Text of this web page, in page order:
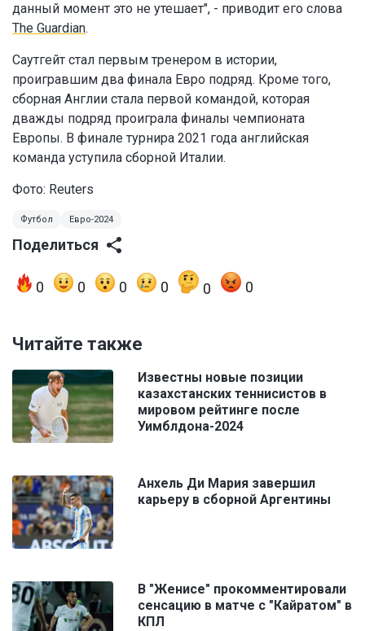
данный момент это не утешает", - приводит его слова
The Guardian.
Саутгейт стал первым тренером в истории,
проигравшим два финала Евро подряд. Кроме того,
сборная Англии стала первой командой, которая
дважды подряд проиграла финалы чемпионата
Европы. В финале турнира 2021 года английская
команда уступила сборной Италии.
Фото: Reuters
Футбол Евро-2024
Поделиться
0 0 0 0 0 0
Читайте также
Известны новые позиции
казахстанских теннисистов в
мировом рейтинге после
Уимблдона-2024
Анхель Ди Мария завершил
карьеру в сборной Аргентины
В "Женисе" прокомментировали
сенсацию в матче с "Кайратом" в
КПЛ